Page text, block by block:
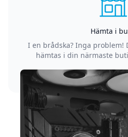
Hämta i
I en brådska? Inga problem!
hämtas i din närmaste